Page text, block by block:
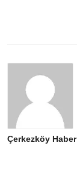
Çerkezköy Haber